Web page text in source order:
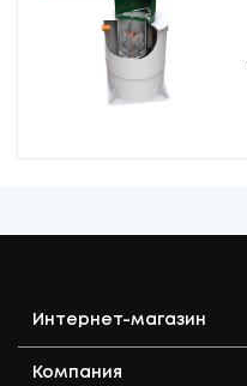
Интернет-магазин
Компания